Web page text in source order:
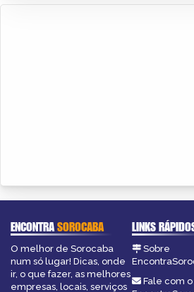
ENCONTRASOROCABA
O melhor de Sorocaba
num só lugar! Dicas, onde
ir, o que fazer, as melhores
empresas, locais, serviços
LINKS
Sobre
Fale com o